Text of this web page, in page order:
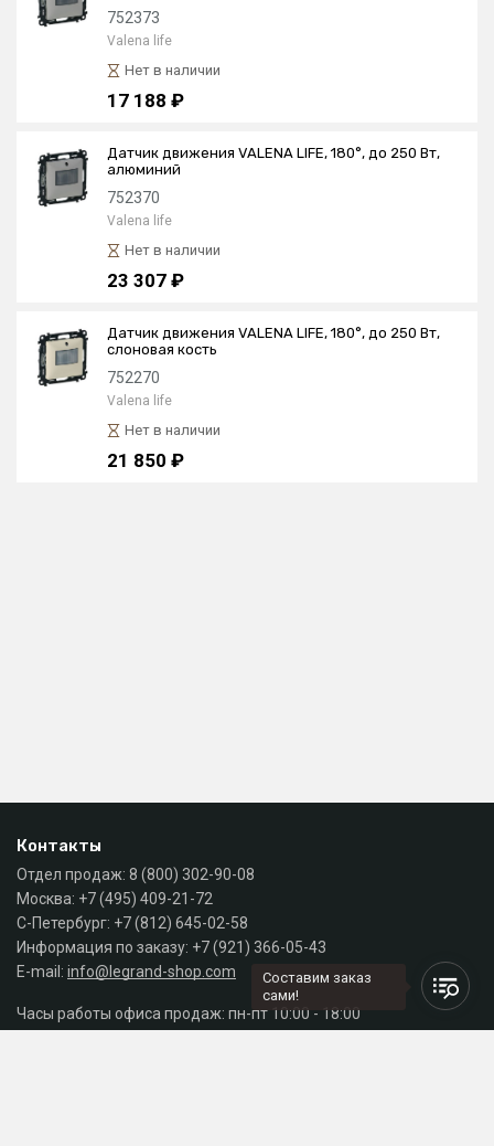
752373
Valena life
Нет в наличии
17 188 ₽
Датчик движения VALENA LIFE, 180°, до 250 Вт,
алюминий
752370
Valena life
Нет в наличии
23 307 ₽
Датчик движения VALENA LIFE, 180°, до 250 Вт,
слоновая кость
752270
Valena life
Нет в наличии
21 850 ₽
Контакты
Отдел продаж: 8 (800) 302-90-08
Москва: +7 (495) 409-21-72
С-Петербург: +7 (812) 645-02-58
Информация по заказу: +7 (921) 366-05-43
E-mail: info@legrand-shop.com
Часы работы офиса продаж: пн-пт 10:00 - 18:00
Составим заказ
сами!